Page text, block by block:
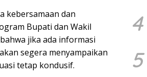
kebersamaan dan
Bupati dan Wakil
jika ada informasi
segera menyampaikan
tetap kondusif.
4
5